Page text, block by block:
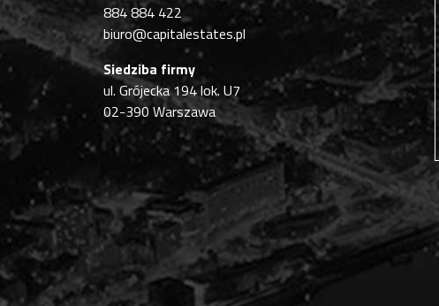
884 884 422
biuro@capitalestates.pl
Siedziba firmy
ul. Grójecka 194 lok. U7
02-390 Warszawa